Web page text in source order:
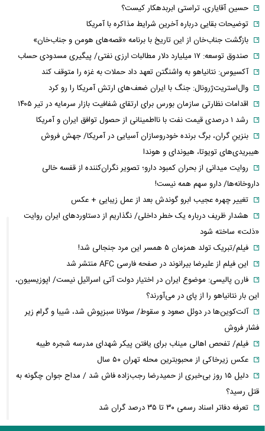
حسین آقایاری، تراستی ابربدهکار کیست؟
توضیحات بقایی درباره آخرین شرایط مذاکره با آمریکا
بازگشت جناب‌خان از این تاریخ با برنامه «قصه‌های هومن و جناب‌خان»
صندوق توسعه: ۱۷ میلیارد دلار مطالبات ارزی نفتی/ پیگیری مسدودی حساب
آکسیوس: نتانیاهو به واشنگتن تعهد داد حملات به غزه را متوقف کند
وال‌استریت‌ژرونال: جنگ با ایران ضعف‌های ارتش آمریکا را رو کرد
اقدامات نظارتی سازمان بورس برای ارتقای شفافیت بازار سرمایه در تیر ۱۴۰۵
رشد ۱ درصدی قیمت نفت با نااطمینانی از حصول توافق ایران و آمریکا
بنزینِ گران، برگ برنده خودروسازان آسیایی در آمریکا/ جهش فروش
هیبریدی‌های تویوتا، هیوندای و هوندا
روایت میدانی از بحران کمبود دارو؛ تصویر نگران‌کننده از قفسه خالی
داروخانه‌ها/ دارو سهم همه نیست!
تغییر چهره عجیب ابرو گوندش بعد از عمل زیبایی + عکس
هشدار ظریف درباره یک خطر داخلی/ نگذاریم از دستاوردهای ایران روایت
«ذلت» ساخته شود
فیلم/تبریک تولد همزمان ۵ همسر این مرد جنجالی شد!
این فیلم از علیرضا بیرانوند در صفحه فارسی AFC منتشر شد
فارن پالیسی: موضوع ایران در اختیار دولت آتی اسرائیل نیست/ اپوزیسیون،
این بار نتانیاهو را از پای در می‌آورند؟
آلت‌کوین‌ها در دوئل صعود و سقوط/ سولانا سبزپوش شد، شیبا و گرام زیر
فشار فروش
فیلم/ تفحص اهالی میناب برای یافتن پیکر شهدای مدرسه شجره طیبه
عکس زیرخاکی از محبوبترین محله تهران ۵۰ سال
دلیل ۱۵ روز بی‌خبری از حمیدرضا رجب‌زاده فاش شد / مداح جوان چگونه به
قتل رسید؟
تعرفه دفاتر اسناد رسمی ۳۰ تا ۳۵ درصد گران شد
عکس/تبریک عاشقانه تهمینه میلانی برای تولد همسرش